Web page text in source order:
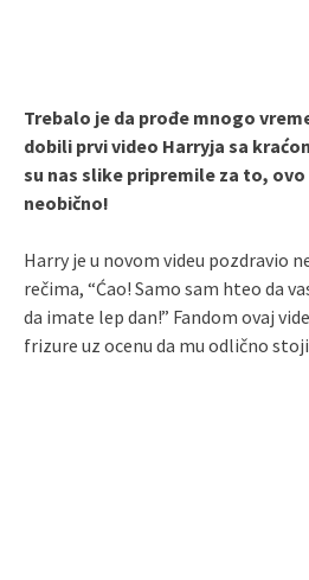
Trebalo je da prođe mnogo
dobili prvi video Harryja sa
su nas slike pripremile za to,
neobično!
Harry je u novom videu pozdravio
rečima, “Ćao! Samo sam hteo da
da imate lep dan!” Fandom ovaj
frizure uz ocenu da mu odlično